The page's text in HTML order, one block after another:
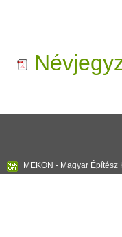
MEKON - Magyar